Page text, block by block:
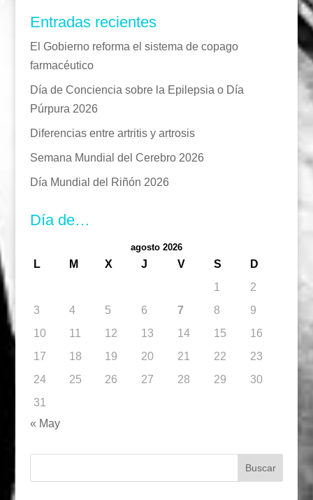
Entradas recientes
El Gobierno reforma el sistema de copago
farmacéutico
Día de Conciencia sobre la Epilepsia o Día
Púrpura 2026
Diferencias entre artritis y artrosis
Semana Mundial del Cerebro 2026
Día Mundial del Riñón 2026
Día de…
agosto 2026
L M X J V S
D
1
2
3
4 5 6 7 8
9
10
11 12 13 14 15
16
17
18 19 20 21 22
23
24
25 26 27 28 29
30
31
« May
Buscar: